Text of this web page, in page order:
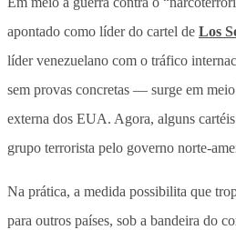
apontado como líder do cartel de Los
líder venezuelano com o tráfico
sem provas concretas — surge em
externa dos EUA. Agora, alguns
grupo terrorista pelo governo norte-
Na prática, a medida possibilita que
para outros países, sob a bandeira do